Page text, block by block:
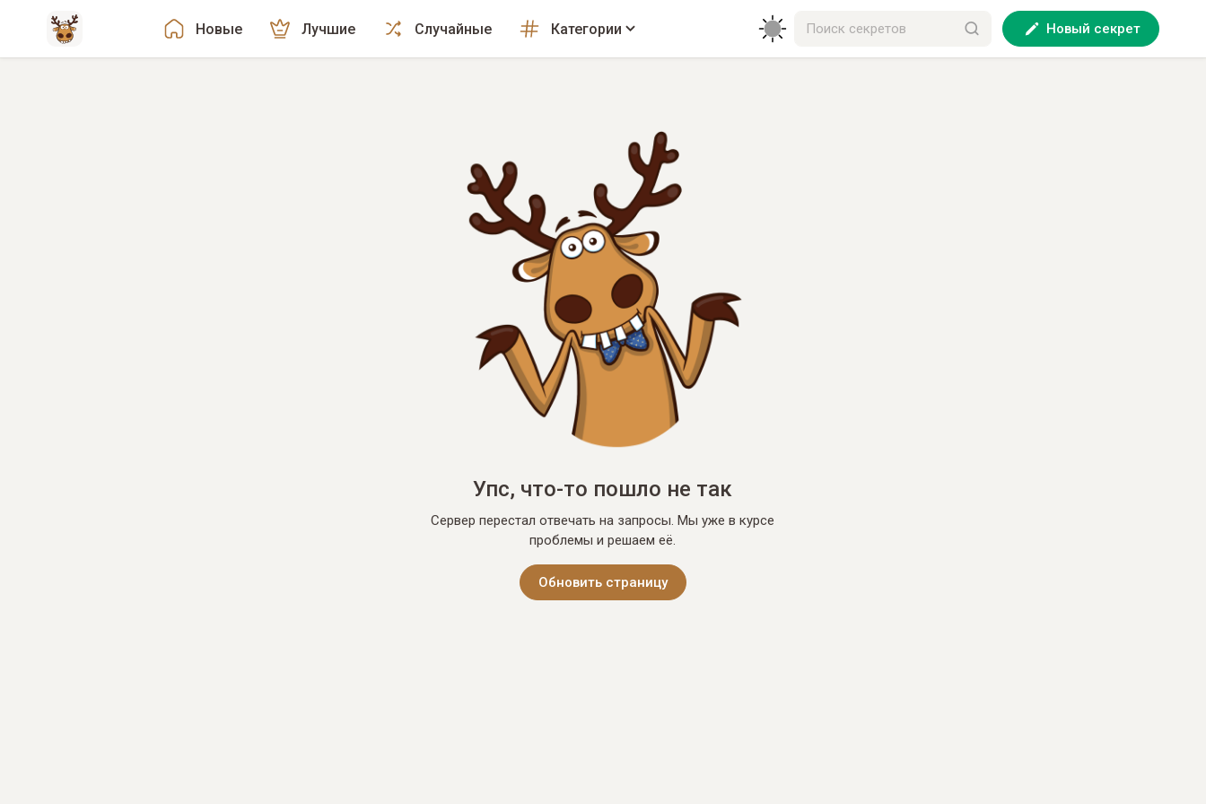
Новые Лучшие Случайные Категории Новый секрет
Упс, что-то пошло не так
Сервер перестал отвечать на запросы. Мы уже в курсе
проблемы и решаем её.
Обновить страницу